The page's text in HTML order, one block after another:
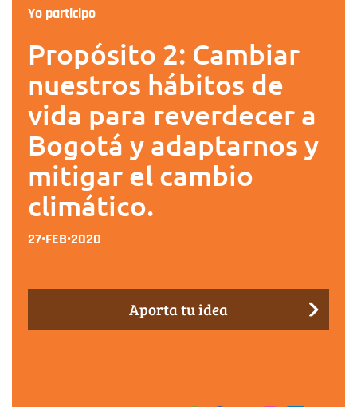
Yo participo
Propósito 2: Cambiar
nuestros hábitos de
vida para reverdecer a
Bogotá y adaptarnos y
mitigar el cambio
climático.
27•FEB•2020
Aporta tu idea